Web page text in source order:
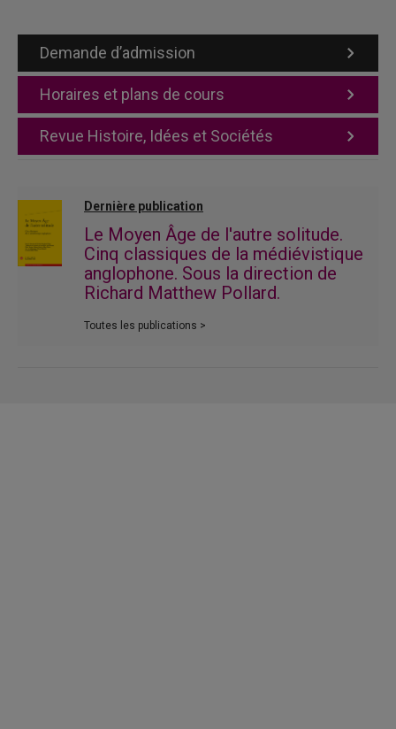
Demande d’admission
Horaires et plans de cours
Revue Histoire, Idées et Sociétés
Dernière publication
Le Moyen Âge de l'autre solitude.
Cinq classiques de la médiévistique
anglophone. Sous la direction de
Richard Matthew Pollard.
Toutes les publications >